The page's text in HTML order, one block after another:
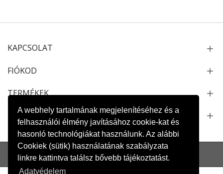
A webhely tartalmának megjelenítéséhez és a
felhasználói élmény javításához cookie-kat és
hasonló technológiákat használunk. Az alábbi
Cookiek (sütik) használatának szabályzata
linkre kattintva találsz bővebb tájékoztatást.
Adatvédelem
KAPCSOLAT
FIÓKOD
TERMÉKEK
NEWSLETTER
Oldaltérkép Kapcsolat Szállítás és fizetés Adatvédelem